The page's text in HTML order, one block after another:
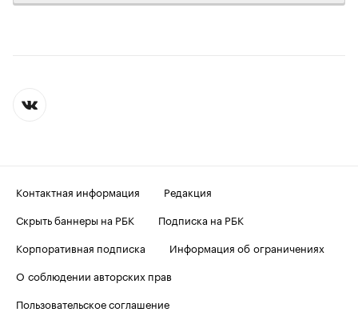
Контактная информация
Редакция
Скрыть баннеры на РБК
Подписка на РБК
Корпоративная подписка
Информация об ограничениях
О соблюдении авторских прав
Пользовательское соглашение